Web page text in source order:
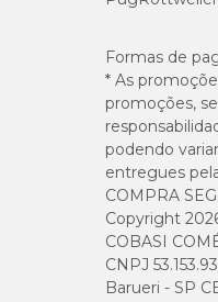
Formas de
* As
promoções,
podendo
entregues
COMPRA
Copyright
COBASI
CNPJ
Barueri - SP